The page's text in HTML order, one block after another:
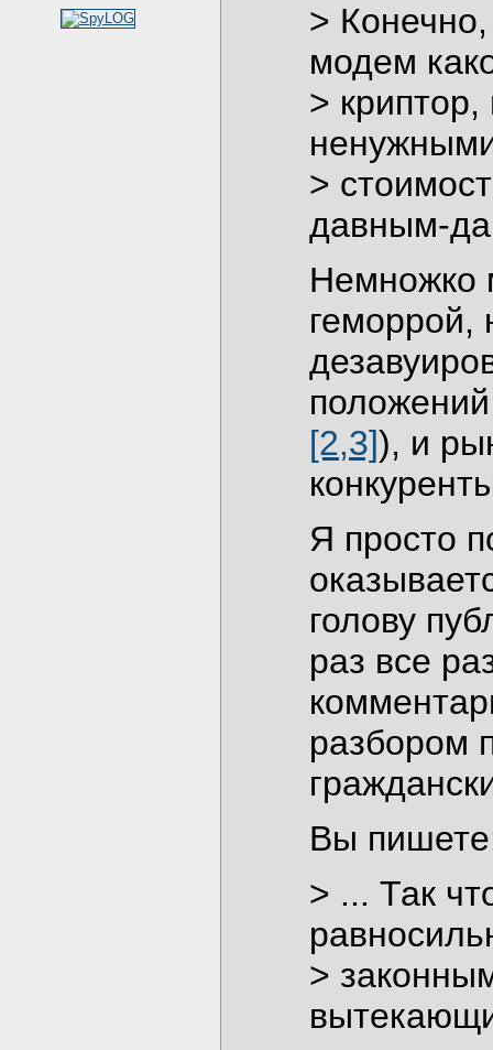
> Конечно,
модем
>
>
давным-
Немножко
геморрой,
[2,3]), и
Я просто
голову
раз все
разбором
Вы
> ... Так
>